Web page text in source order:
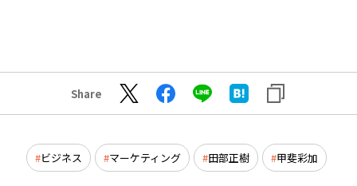
Share
ビジネス マーケティング 田部正樹 甲斐彩加